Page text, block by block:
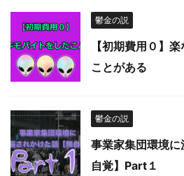
鬱金の説
【初期費用０】
ことがある
鬱金の説
事業家集団環境
自覚】Part１